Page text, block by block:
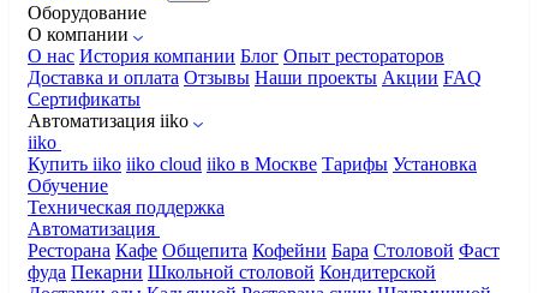
Оборудование
О компании
О нас История компании Блог Опыт рестораторов
Доставка и оплата Отзывы Наши проекты Акции FAQ
Сертификаты
Автоматизация iiko
iiko
Купить iiko iiko cloud iiko в Москве Тарифы Установка
Обучение
Техническая поддержка
Автоматизация
Ресторана Кафе Общепита Кофейни Бара Столовой Фаст
фуда Пекарни Школьной столовой Кондитерской